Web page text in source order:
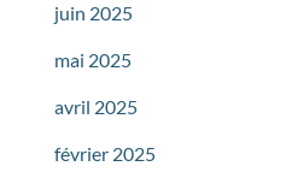
juin 2025
mai 2025
avril 2025
février 2025